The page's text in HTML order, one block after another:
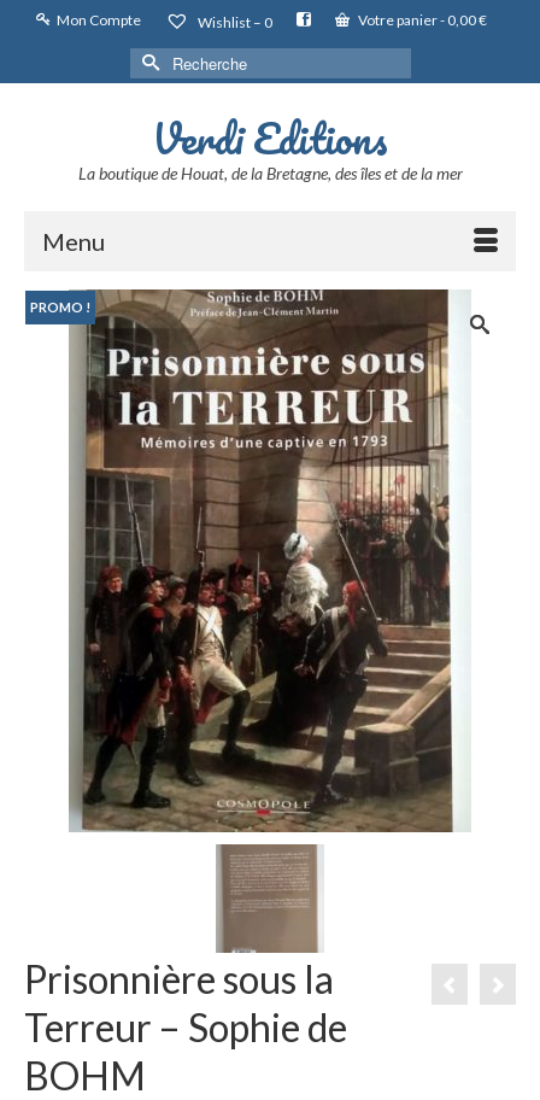
Mon Compte Wishlist – 0 Votre panier- 0,00€
Rechercher :
Verdi Editions
La boutique de Houat, de la Bretagne, des îles et de la mer
Menu
PROMO !
Prisonnière sous la
Terreur – Sophie de
BOHM